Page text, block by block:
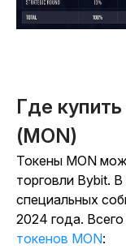
Где
(MON)
Токены MON
торговли Bybit.
специальных
2024 года.
токенов MON: